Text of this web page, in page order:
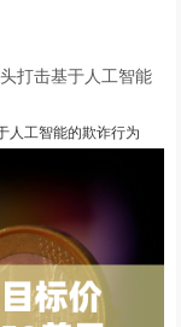
人工智能的欺诈行为